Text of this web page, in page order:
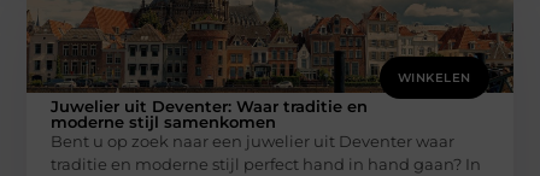
WINKELEN
Juwelier uit Deventer: Waar traditie en
moderne stijl samenkomen
Bent u op zoek naar een juwelier uit Deventer waar
traditie en moderne stijl perfect hand in hand gaan? In